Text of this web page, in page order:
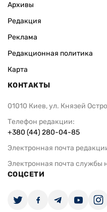
Архивы
Редакция
Реклама
Редакционная политика
Карта
КОНТАКТЫ
01010 Киев, ул. Князей
Телефон редакции:
+380 (44) 280-04-85
Электронная почта
Электронная почта службы
СОЦСЕТИ